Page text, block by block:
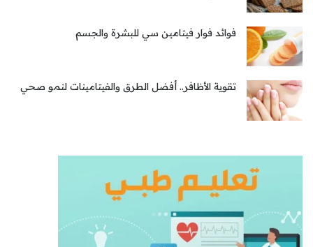
فوائد فوار فيتامين سي للبشرة والجسم
تقوية الأظافر.. أفضل الطرق والفيتامينات لنمو صحي